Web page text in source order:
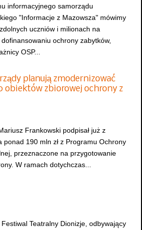
informacyjnego samorządu
"Informacje z Mazowsza" mówimy
uczniów i milionach na
ochrony zabytków,
OSP...
planują zmodernizować
obiektów zbiorowej ochrony z
Frankowski podpisał już z
ponad 190 mln zł z Programu Ochrony
przeznaczone na przygotowanie
W ramach dotychczas...
Teatralny Dionizje, odbywający